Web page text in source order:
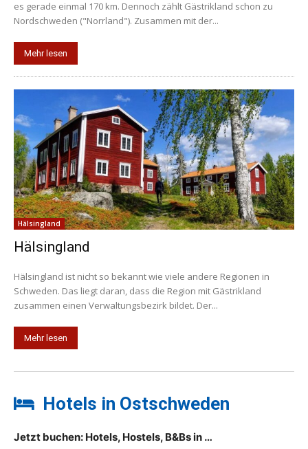
es gerade einmal 170 km. Dennoch zählt Gästrikland schon zu
Nordschweden ("Norrland"). Zusammen mit der...
Mehr lesen
Hälsingland
Hälsingland
Hälsingland ist nicht so bekannt wie viele andere Regionen in
Schweden. Das liegt daran, dass die Region mit Gästrikland
zusammen einen Verwaltungsbezirk bildet. Der...
Mehr lesen
Hotels in Ostschweden
Jetzt buchen: Hotels, Hostels, B&Bs in …